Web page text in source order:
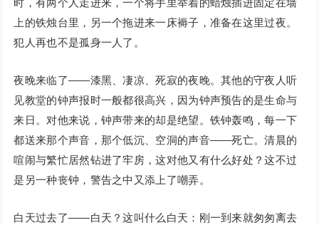
时，有两个人走进来，一个将手里举着的蜡烛插进固定在墙
上的铁烛台里，另一个拖进来一床褥子，准备在这里过夜。
犯人再也不是孤身一人了。
夜晚来临了——漆黑、凄凉、死寂的夜晚。其他的守夜人听
见教堂的钟声报时一般都很高兴，因为钟声预告的是生命与
来日。对他来说，钟声带来的却是绝望。铁钟轰鸣，每一下
都送来那个声音，那个低沉、空洞的声音——死亡。清晨的
喧闹与繁忙居然钻进了牢房，这对他又有什么好处？这不过
是另一种丧钟，警告之中又添上了嘲弄。
白天过去了——白天？这叫什么白天：刚一到来就匆匆离去